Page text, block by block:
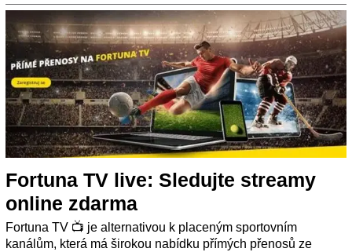
Fortuna TV live: Sledujte streamy
online zdarma
Fortuna TV 📺 je alternativou k placeným sportovním
kanálům, která má širokou nabídku přímých přenosů ze